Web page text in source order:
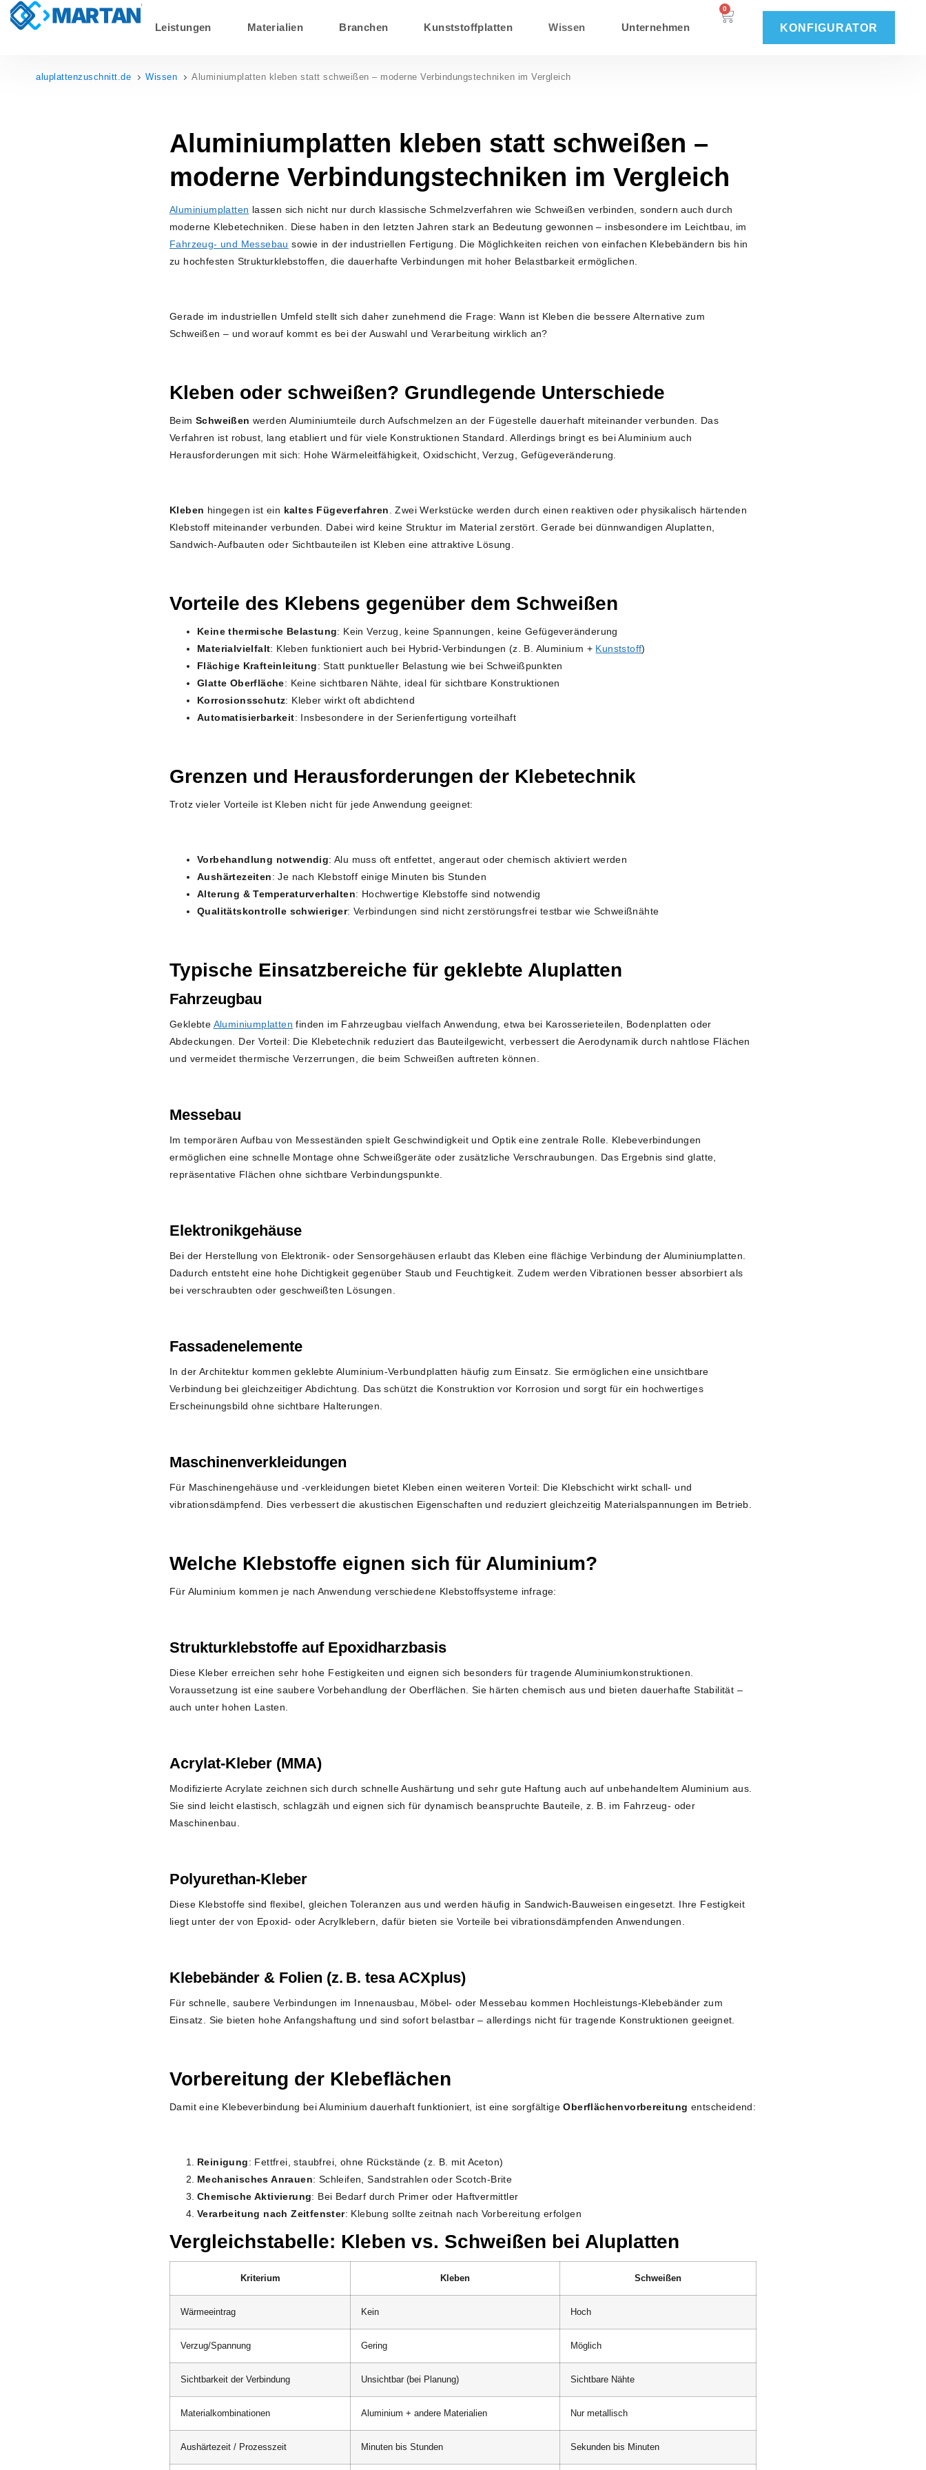
Leistungen Materialien Branchen Kunststoffplatten Wissen Unternehmen
0
KONFIGURATOR
aluplattenzuschnitt.de Wissen Aluminiumplatten kleben statt schweißen – moderne Verbindungstechniken im Vergleich
Aluminiumplatten kleben statt schweißen –
moderne Verbindungstechniken im Vergleich
Aluminiumplatten lassen sich nicht nur durch klassische Schmelzverfahren wie Schweißen verbinden, sondern auch durch
moderne Klebetechniken. Diese haben in den letzten Jahren stark an Bedeutung gewonnen – insbesondere im Leichtbau, im
Fahrzeug- und Messebau sowie in der industriellen Fertigung. Die Möglichkeiten reichen von einfachen Klebebändern bis hin
zu hochfesten Strukturklebstoffen, die dauerhafte Verbindungen mit hoher Belastbarkeit ermöglichen.
Gerade im industriellen Umfeld stellt sich daher zunehmend die Frage: Wann ist Kleben die bessere Alternative zum
Schweißen – und worauf kommt es bei der Auswahl und Verarbeitung wirklich an?
Kleben oder schweißen? Grundlegende Unterschiede
Beim Schweißen werden Aluminiumteile durch Aufschmelzen an der Fügestelle dauerhaft miteinander verbunden. Das
Verfahren ist robust, lang etabliert und für viele Konstruktionen Standard. Allerdings bringt es bei Aluminium auch
Herausforderungen mit sich: Hohe Wärmeleitfähigkeit, Oxidschicht, Verzug, Gefügeveränderung.
Kleben hingegen ist ein kaltes Fügeverfahren
. Zwei Werkstücke werden durch einen reaktiven oder physikalisch härtenden
Klebstoff miteinander verbunden. Dabei wird keine Struktur im Material zerstört. Gerade bei dünnwandigen Aluplatten,
Sandwich-Aufbauten oder Sichtbauteilen ist Kleben eine attraktive Lösung.
Vorteile des Klebens gegenüber dem Schweißen
Keine thermische Belastung: Kein Verzug, keine Spannungen, keine Gefügeveränderung
Materialvielfalt: Kleben funktioniert auch bei Hybrid-Verbindungen (z. B. Aluminium + Kunststoff)
Flächige Krafteinleitung: Statt punktueller Belastung wie bei Schweißpunkten
Glatte Oberfläche: Keine sichtbaren Nähte, ideal für sichtbare Konstruktionen
Korrosionsschutz: Kleber wirkt oft abdichtend
Automatisierbarkeit: Insbesondere in der Serienfertigung vorteilhaft
Grenzen und Herausforderungen der Klebetechnik
Trotz vieler Vorteile ist Kleben nicht für jede Anwendung geeignet:
Vorbehandlung notwendig: Alu muss oft entfettet, angeraut oder chemisch aktiviert werden
Aushärtezeiten: Je nach Klebstoff einige Minuten bis Stunden
Alterung & Temperaturverhalten: Hochwertige Klebstoffe sind notwendig
Qualitätskontrolle schwieriger: Verbindungen sind nicht zerstörungsfrei testbar wie Schweißnähte
Typische Einsatzbereiche für geklebte Aluplatten
Fahrzeugbau
Geklebte Aluminiumplatten finden im Fahrzeugbau vielfach Anwendung, etwa bei Karosserieteilen, Bodenplatten oder
Abdeckungen. Der Vorteil: Die Klebetechnik reduziert das Bauteilgewicht, verbessert die Aerodynamik durch nahtlose Flächen
und vermeidet thermische Verzerrungen, die beim Schweißen auftreten können.
Messebau
Im temporären Aufbau von Messeständen spielt Geschwindigkeit und Optik eine zentrale Rolle. Klebeverbindungen
ermöglichen eine schnelle Montage ohne Schweißgeräte oder zusätzliche Verschraubungen. Das Ergebnis sind glatte,
repräsentative Flächen ohne sichtbare Verbindungspunkte.
Elektronikgehäuse
Bei der Herstellung von Elektronik- oder Sensorgehäusen erlaubt das Kleben eine flächige Verbindung der Aluminiumplatten.
Dadurch entsteht eine hohe Dichtigkeit gegenüber Staub und Feuchtigkeit. Zudem werden Vibrationen besser absorbiert als
bei verschraubten oder geschweißten Lösungen.
Fassadenelemente
In der Architektur kommen geklebte Aluminium-Verbundplatten häufig zum Einsatz. Sie ermöglichen eine unsichtbare
Verbindung bei gleichzeitiger Abdichtung. Das schützt die Konstruktion vor Korrosion und sorgt für ein hochwertiges
Erscheinungsbild ohne sichtbare Halterungen.
Maschinenverkleidungen
Für Maschinengehäuse und -verkleidungen bietet Kleben einen weiteren Vorteil: Die Klebschicht wirkt schall- und
vibrationsdämpfend. Dies verbessert die akustischen Eigenschaften und reduziert gleichzeitig Materialspannungen im Betrieb.
Welche Klebstoffe eignen sich für Aluminium?
Für Aluminium kommen je nach Anwendung verschiedene Klebstoffsysteme infrage:
Strukturklebstoffe auf Epoxidharzbasis
Diese Kleber erreichen sehr hohe Festigkeiten und eignen sich besonders für tragende Aluminiumkonstruktionen.
Voraussetzung ist eine saubere Vorbehandlung der Oberflächen. Sie härten chemisch aus und bieten dauerhafte Stabilität –
auch unter hohen Lasten.
Acrylat-Kleber (MMA)
Modifizierte Acrylate zeichnen sich durch schnelle Aushärtung und sehr gute Haftung auch auf unbehandeltem Aluminium aus.
Sie sind leicht elastisch, schlagzäh und eignen sich für dynamisch beanspruchte Bauteile, z. B. im Fahrzeug- oder
Maschinenbau.
Polyurethan-Kleber
Diese Klebstoffe sind flexibel, gleichen Toleranzen aus und werden häufig in Sandwich-Bauweisen eingesetzt. Ihre Festigkeit
liegt unter der von Epoxid- oder Acrylklebern, dafür bieten sie Vorteile bei vibrationsdämpfenden Anwendungen.
Klebebänder & Folien (z. B. tesa ACXplus)
Für schnelle, saubere Verbindungen im Innenausbau, Möbel- oder Messebau kommen Hochleistungs-Klebebänder zum
Einsatz. Sie bieten hohe Anfangshaftung und sind sofort belastbar – allerdings nicht für tragende Konstruktionen geeignet.
Vorbereitung der Klebeflächen
Damit eine Klebeverbindung bei Aluminium dauerhaft funktioniert, ist eine sorgfältigeOberflächenvorbereitung entscheidend:
Reinigung: Fettfrei, staubfrei, ohne Rückstände (z. B. mit Aceton)
Mechanisches Anrauen: Schleifen, Sandstrahlen oder Scotch-Brite
Chemische Aktivierung: Bei Bedarf durch Primer oder Haftvermittler
Verarbeitung nach Zeitfenster: Klebung sollte zeitnah nach Vorbereitung erfolgen
Vergleichstabelle: Kleben vs. Schweißen bei Aluplatten
Kriterium Kleben Schweißen
Wärmeeintrag Kein Hoch
Verzug/Spannung Gering Möglich
Sichtbarkeit der Verbindung Unsichtbar (bei Planung) Sichtbare Nähte
Materialkombinationen Aluminium + andere Materialien Nur metallisch
Aushärtezeit / Prozesszeit Minuten bis Stunden Sekunden bis Minuten